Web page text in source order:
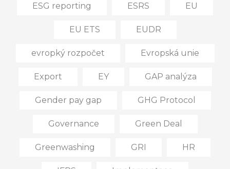
ESG reporting ESRS EU
EU ETS EUDR
evropký rozpočet Evropská unie
Export EY GAP analýza
Gender pay gap GHG Protocol
Governance Green Deal
Greenwashing GRI HR